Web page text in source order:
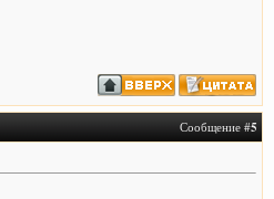
Сообщение #5